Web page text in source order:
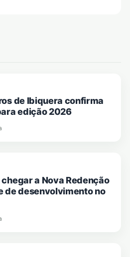
de Ibiquera confirma
edição 2026
a Nova Redenção
de desenvolvimento no